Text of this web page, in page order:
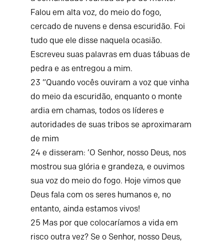
Falou em alta voz, do meio do fogo,
cercado de nuvens e densa escuridão. Foi
tudo que ele disse naquela ocasião.
Escreveu suas palavras em duas tábuas de
pedra e as entregou a mim.
23 “Quando vocês ouviram a voz que vinha
do meio da escuridão, enquanto o monte
ardia em chamas, todos os líderes e
autoridades de suas tribos se aproximaram
de mim
24 e disseram: ‘O Senhor, nosso Deus, nos
mostrou sua glória e grandeza, e ouvimos
sua voz do meio do fogo. Hoje vimos que
Deus fala com os seres humanos e, no
entanto, ainda estamos vivos!
25 Mas por que colocaríamos a vida em
risco outra vez? Se o Senhor, nosso Deus,